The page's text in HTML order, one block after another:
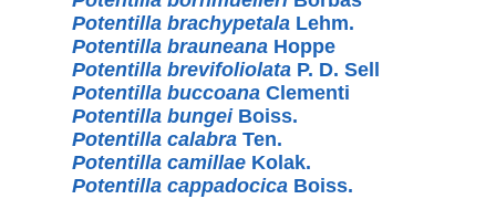
Potentilla brachypetala Lehm.
Potentilla brauneana Hoppe
Potentilla brevifoliolata P. D. Sell
Potentilla buccoana Clementi
Potentilla bungeiBoiss.
Potentilla calabra Ten.
Potentilla camillae Kolak.
Potentilla cappadocica Boiss.